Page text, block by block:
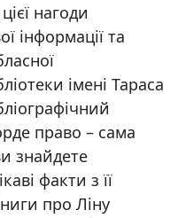
нагоди
інформації та
імені Тараса
право – сама
знайдете
факти з її
про Ліну